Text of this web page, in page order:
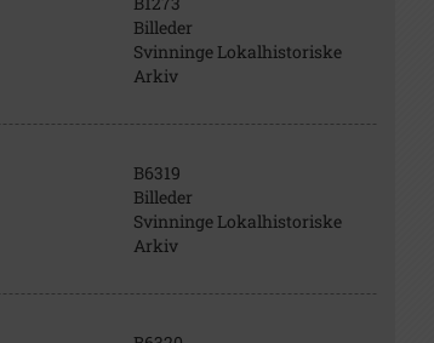
Billeder
Svinninge Lokalhistoriske
Arkiv
B6319
Billeder
Svinninge Lokalhistoriske
Arkiv